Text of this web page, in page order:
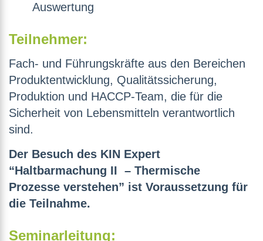
Auswertung
Teilnehmer:
Fach- und Führungskräfte aus den Bereichen
Produktentwicklung, Qualitätssicherung,
Produktion und HACCP-Team, die für die
Sicherheit von Lebensmitteln verantwortlich
sind.
Der Besuch des KIN Expert
“Haltbarmachung II – Thermische
Prozesse verstehen” ist Voraussetzung für
die Teilnahme.
Seminarleitung: